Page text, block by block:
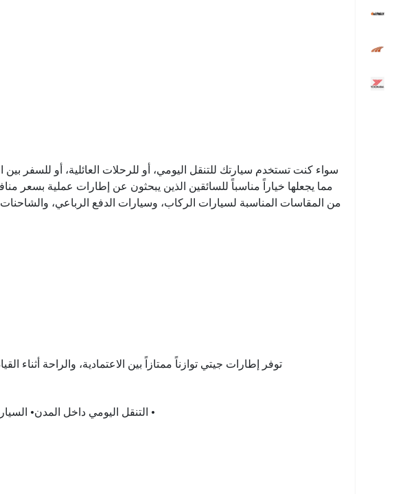
سواء كنت تستخدم سيارتك للتنقل اليومي، أو للرحلات العائلية، أو للسفر بين
مما يجعلها خياراً مناسباً للسائقين الذين يبحثون عن إطارات عملية
من المقاسات المناسبة لسيارات الركاب، وسيارات الدفع الرباعي،
توفر إطارات جيتي توازناً ممتازاً بين الاعتمادية، والراحة أثناء
• التنقل اليومي داخل المدن•